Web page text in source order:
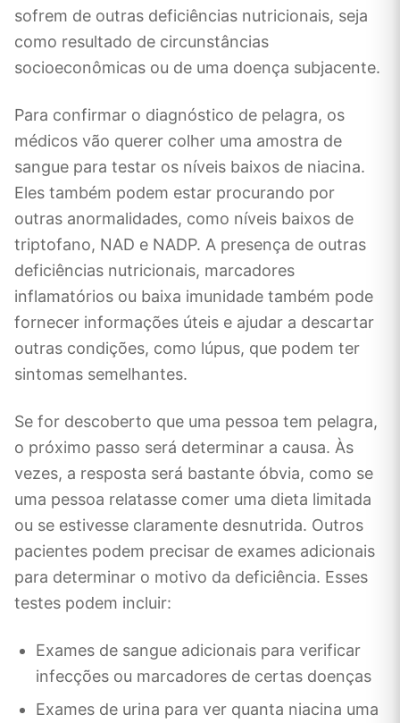
sofrem de outras deficiências nutricionais, seja
como resultado de circunstâncias
socioeconômicas ou de uma doença subjacente.
Para confirmar o diagnóstico de pelagra, os
médicos vão querer colher uma amostra de
sangue para testar os níveis baixos de niacina.
Eles também podem estar procurando por
outras anormalidades, como níveis baixos de
triptofano, NAD e NADP. A presença de outras
deficiências nutricionais, marcadores
inflamatórios ou baixa imunidade também pode
fornecer informações úteis e ajudar a descartar
outras condições, como lúpus, que podem ter
sintomas semelhantes.
Se for descoberto que uma pessoa tem pelagra,
o próximo passo será determinar a causa. Às
vezes, a resposta será bastante óbvia, como se
uma pessoa relatasse comer uma dieta limitada
ou se estivesse claramente desnutrida. Outros
pacientes podem precisar de exames adicionais
para determinar o motivo da deficiência. Esses
testes podem incluir:
Exames de sangue adicionais para verificar
infecções ou marcadores de certas doenças
Exames de urina para ver quanta niacina uma